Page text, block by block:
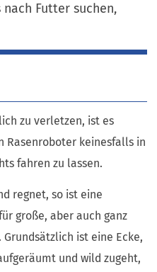
Futter suchen,
zu verletzen, ist es
Rasenroboter keinesfalls in
fahren zu lassen.
regnet, so ist eine
große, aber auch ganz
ist eine Ecke,
und wild zugeht,